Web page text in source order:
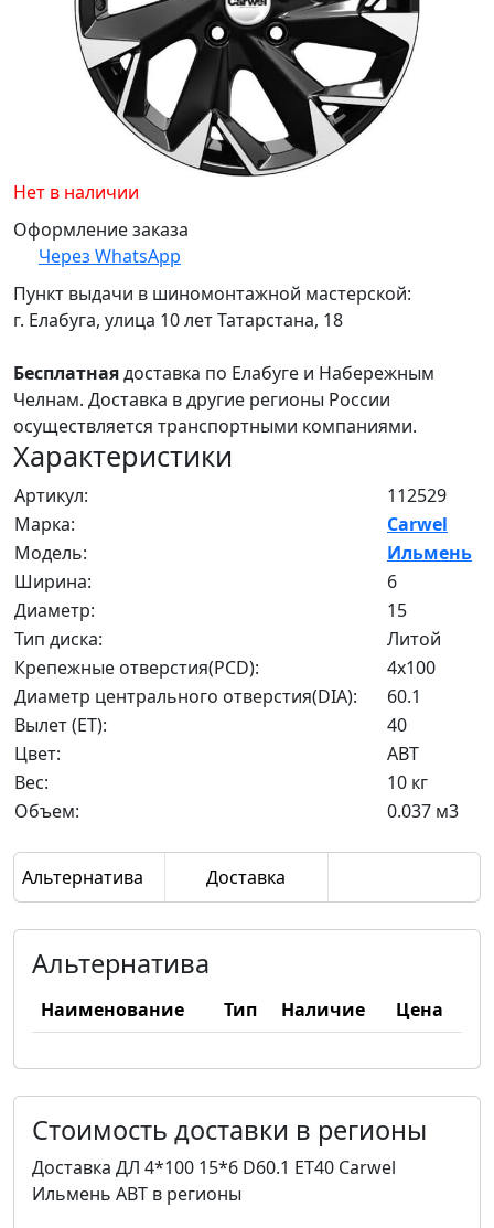
Нет в наличии
Оформление заказа
Через WhatsApp
Пункт выдачи в шиномонтажной мастерской:
г. Елабуга, улица 10 лет Татарстана, 18
Бесплатнаядоставка по Елабуге и Набережным
Челнам. Доставка в другие регионы России
осуществляется транспортными компаниями.
Характеристики
Артикул:
112529
Марка:
Carwel
Модель:
Ильмень
Ширина:
6
Диаметр:
15
Тип диска:
Литой
Крепежные отверстия(PCD):
4x100
Диаметр центрального отверстия(DIA):
60.1
Вылет (ET):
40
Цвет:
ABT
Вес:
10 кг
Объем:
0.037 м3
Альтернатива Доставка
Альтернатива
Наименование Тип Наличие Цена
Стоимость доставки в регионы
Доставка ДЛ 4*100 15*6 D60.1 ET40 Carwel
Ильмень ABT в регионы